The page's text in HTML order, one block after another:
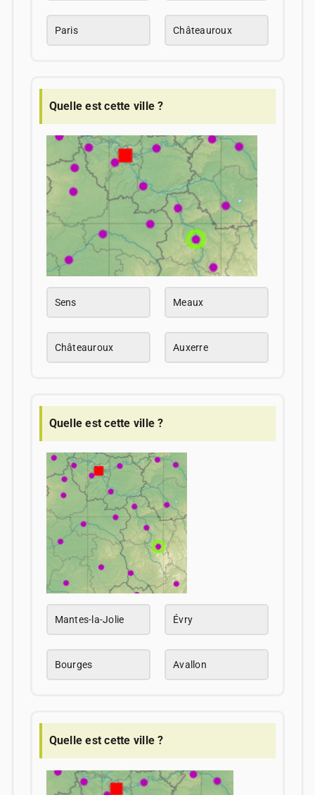
Paris Châteauroux
Quelle est cette ville ?
Sens Meaux
Châteauroux Auxerre
Quelle est cette ville ?
Mantes-la-Jolie Évry
Bourges Avallon
Quelle est cette ville ?